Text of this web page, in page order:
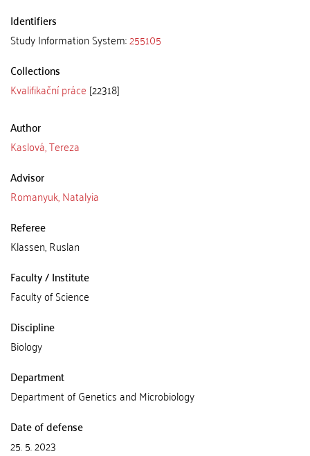
Identifiers
Study Information System:255105
Collections
Kvalifikační práce [22318]
Author
Kaslová, Tereza
Advisor
Romanyuk, Natalyia
Referee
Klassen, Ruslan
Faculty / Institute
Faculty of Science
Discipline
Biology
Department
Department of Genetics and Microbiology
Date of defense
25. 5. 2023